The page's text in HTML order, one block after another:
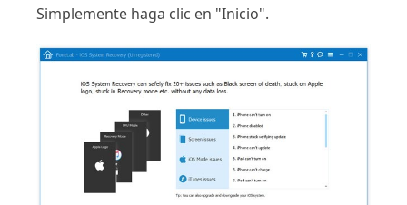
Simplemente haga clic en "Inicio".